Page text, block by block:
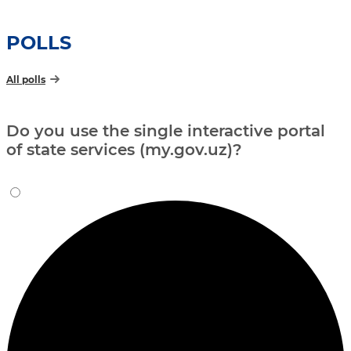
POLLS
All polls
Do you use the single interactive portal
of state services (my.gov.uz)?